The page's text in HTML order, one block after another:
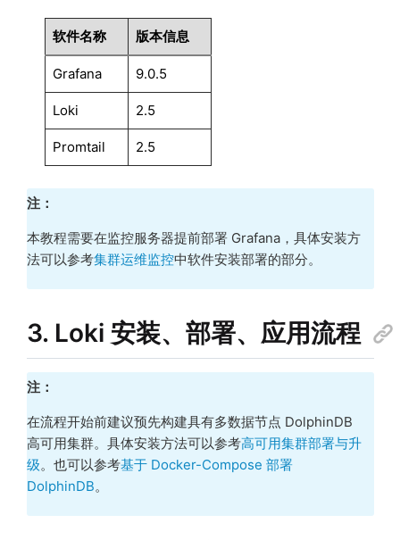
软件名称 版本信息
Grafana 9.0.5
Loki 2.5
Promtail 2.5
注：
本教程需要在监控服务器提前部署 Grafana，具体安装方
法可以参考集群运维监控中软件安装部署的部分。
3. Loki 安装、部署、应用流程
注：
在流程开始前建议预先构建具有多数据节点 DolphinDB
高可用集群。具体安装方法可以参考高可用集群部署与升
级。也可以参考基于 Docker-Compose 部署
DolphinDB。